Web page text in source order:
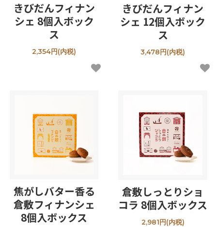
きびだんフィナン
シェ 8個入ボック
ス
2,354円(内税)
きびだんフィナン
シェ 12個入ボック
ス
3,478円(内税)
焦がしバター香る
倉敷フィナンシェ
8個入ボックス
倉敷しっとりショ
コラ 8個入ボックス
2,981円(内税)